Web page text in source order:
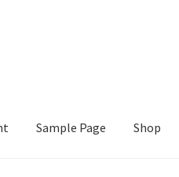
Sample Page Shop